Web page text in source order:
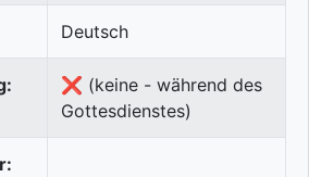
Deutsch
❌ (keine - während des
Gottesdienstes)